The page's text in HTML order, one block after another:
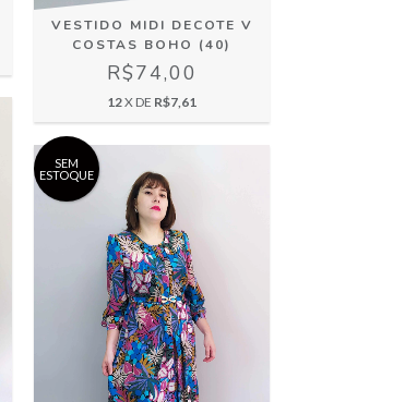
VESTIDO MIDI DECOTE V
COSTAS BOHO (40)
R$74,00
12X DE R$7,61
SEM
ESTOQUE